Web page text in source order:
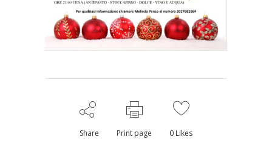
Share Print page 0 Likes